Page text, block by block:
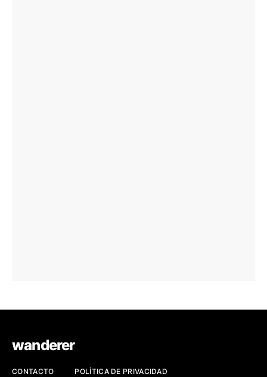
wanderer
CONTACTO POLÍTICA DE PRIVACIDAD